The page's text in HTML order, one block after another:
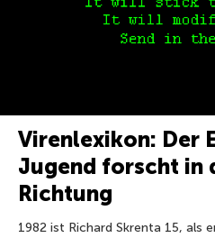
Virenlexikon: Der
Jugend forscht in
Richtung
1982 ist Richard Skrenta 15, als